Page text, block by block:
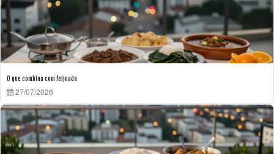
O que combina com feijoada
27/07/2026